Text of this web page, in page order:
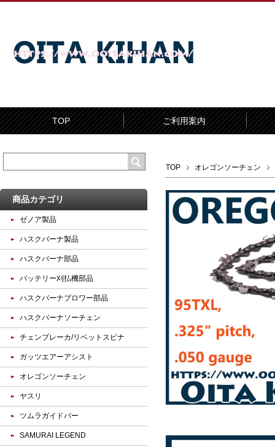
TOP ご利用案内
TOP オレゴンソーチェン
商品カテゴリ
ゼノア製品
ハスクバーナ製品
ハスクバーナ部品
バッテリー刈払機部品
ハスクバーナブロワー部品
ハスクバーナソーチェン
チェンブレーカ/リベットスピナ
ガッツエアーアシスト
オレゴンソーチェン
ヤスリ
ツムラガイドバー
SAMURAI LEGEND